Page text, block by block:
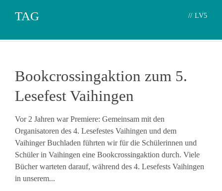
TAG // LV5
Bookcrossingaktion zum 5.
Lesefest Vaihingen
Vor 2 Jahren war Premiere: Gemeinsam mit den
Organisatoren des 4. Lesefestes Vaihingen und dem
Vaihinger Buchladen führten wir für die Schülerinnen und
Schüler in Vaihingen eine Bookcrossingaktion durch. Viele
Bücher warteten darauf, während des 4. Lesefests Vaihingen
in unserem...